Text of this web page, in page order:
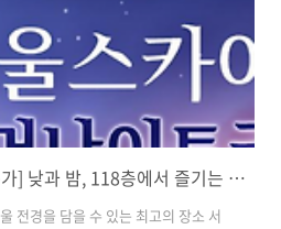
[서울스카이 NOL 단독 특가] 낮과 밤, 118층에서 즐기는 환상적인 서울 뷰 & 블루밍 유니버스 꽃 전시
전경을 담을 수 있는 최고의 장소 서